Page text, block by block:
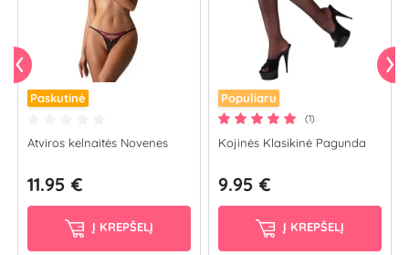
Paskutinė
Atviros kelnaitės Novenes
11.95 €
Į KREPŠELĮ
Populiaru
(1)
Kojinės Klasikinė Pagunda
9.95 €
Į KREPŠELĮ